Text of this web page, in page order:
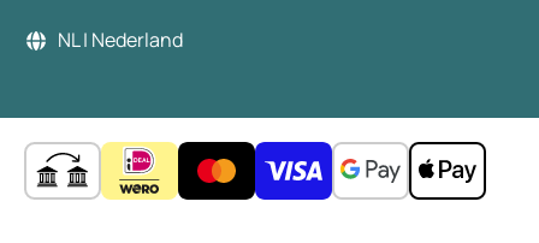
NL | Nederland